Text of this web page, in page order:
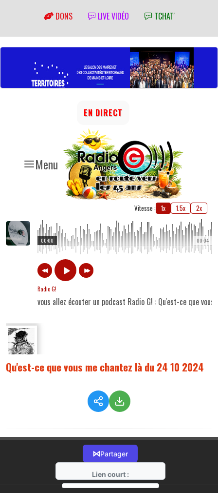
DONS LIVE VIDÉO TCHAT'
Menu
EN DIRECT
Vitesse : 1x 1.5x 2x
00:04
00:00
Radio G!
vous allez écouter un podcast Radio G! : Qu'est-ce que
Qu'est-ce que vous me chantez là du 24 10 2024
⋈Partager
Lien court :